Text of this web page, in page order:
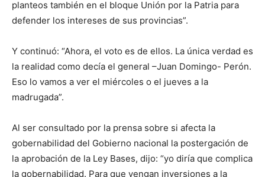
planteos también en el bloque Unión por la Patria para
defender los intereses de sus provincias”.
Y continuó: “Ahora, el voto es de ellos. La única verdad es
la realidad como decía el general –Juan Domingo- Perón.
Eso lo vamos a ver el miércoles o el jueves a la
madrugada”.
Al ser consultado por la prensa sobre si afecta la
gobernabilidad del Gobierno nacional la postergación de
la aprobación de la Ley Bases, dijo: “yo diría que complica
la gobernabilidad. Para que vengan inversiones a la